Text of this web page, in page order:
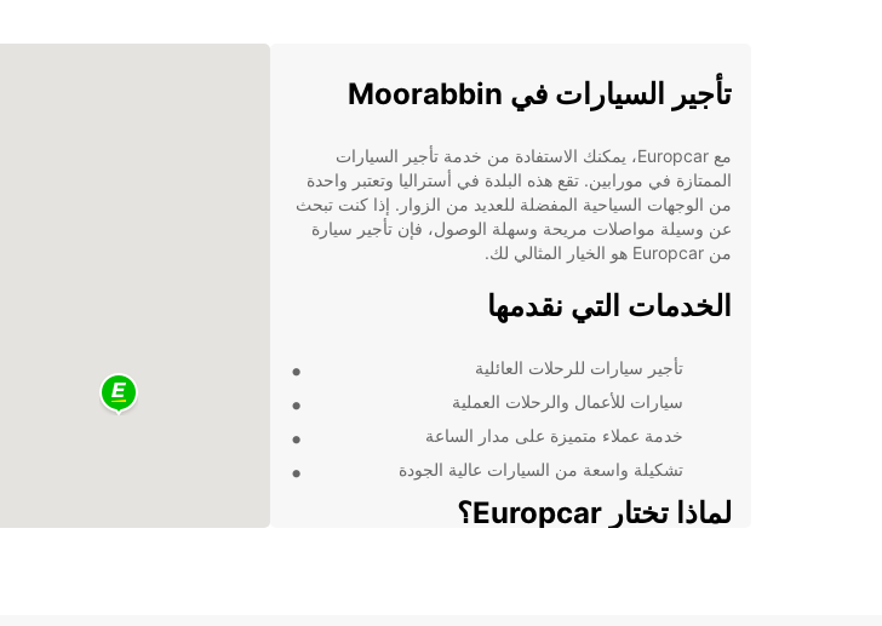
تأجير السيارات في Moorabbin
مع Europcar، يمكنك الاستفادة من خدمة تأجير السيارات
الممتازة في مورابين. تقع هذه البلدة في أستراليا وتعتبر واحدة
من الوجهات السياحية المفضلة للعديد من الزوار. إذا كنت تبحث
عن وسيلة مواصلات مريحة وسهلة الوصول، فإن تأجير سيارة
من Europcar هو الخيار المثالي لك.
الخدمات التي نقدمها
تأجير سيارات للرحلات العائلية
سيارات للأعمال والرحلات العملية
خدمة عملاء متميزة على مدار الساعة
تشكيلة واسعة من السيارات عالية الجودة
لماذا تختار Europcar؟